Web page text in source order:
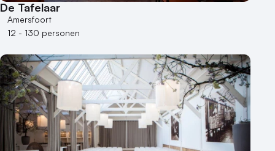
De Tafelaar
Amersfoort
12 - 130 personen